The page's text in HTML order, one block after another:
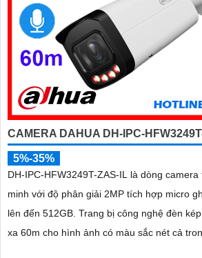
CAMERA DAHUA DH-IPC-
5%-35%
DH-IPC-HFW3249T-ZAS-IL là dòng
minh với độ phân giải 2MP tích hợp micro
lên đến 512GB. Trang bị công nghệ đèn kép cùng hồng ngoại tầm
xa 60m cho hình ảnh có màu sắc nét cả